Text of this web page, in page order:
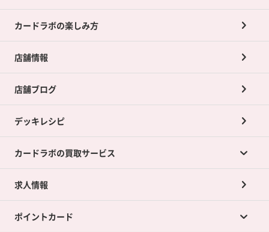
カードラボの楽しみ方
店舗情報
店舗ブログ
デッキレシピ
カードラボの買取サービス
カードラボの買取サービスTOP
店舗買取について
求人情報
ポイントカード